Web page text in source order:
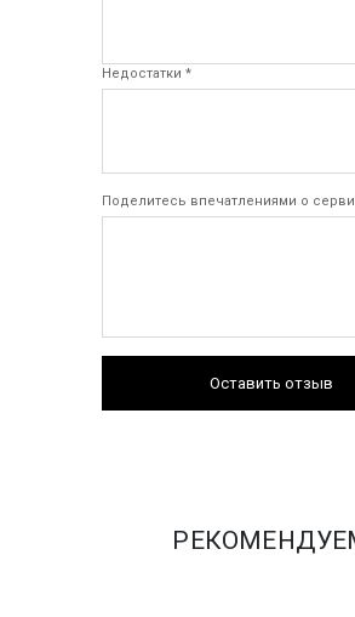
Недостатки *
Поделитесь впечатлениями о
Оставить отзыв